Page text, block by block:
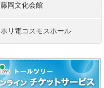
藤岡文化会館
ホリ電コスモスホール